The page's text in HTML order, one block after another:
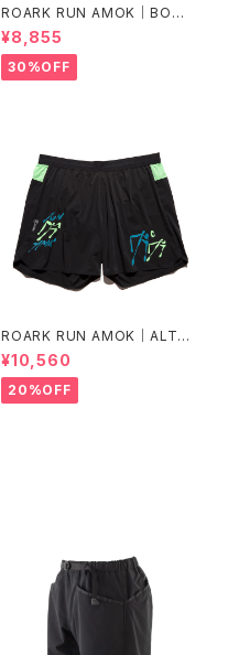
ROARK RUN AMOK｜BOM
MER 2.0 7" Col.CHAPARRA
L
¥8,855
30%OFF
ROARK RUN AMOK｜ALTA
5" Col.BLACK FJORD
¥10,560
20%OFF